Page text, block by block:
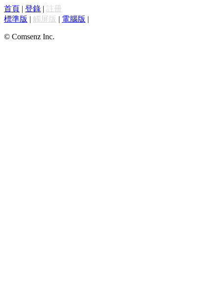
首頁 | 登錄 | 註冊
標準版 | 觸屏版 | 電腦版 |
© Comsenz Inc.